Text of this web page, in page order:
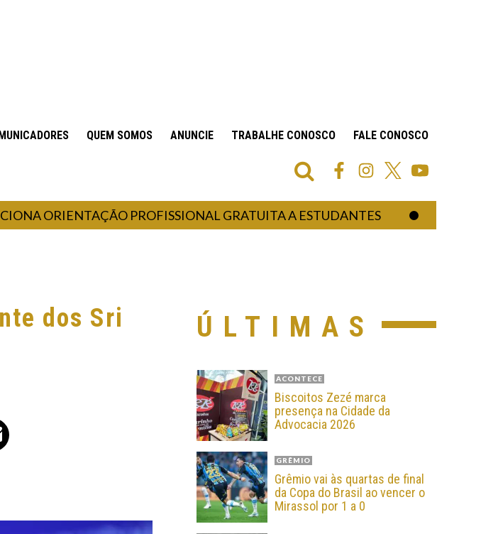
QUEM SOMOS ANUNCIE TRABALHE CONOSCO FALE CONOSCO
ORIENTAÇÃO PROFISSIONAL GRATUITA A ESTUDANTES PROMOTOR
dos Sri
ÚLTIMAS
ACONTECE
Biscoitos Zezé marca
presença na Cidade da
Advocacia 2026
GRÊMIO
Grêmio vai às quartas de final
da Copa do Brasil ao vencer o
Mirassol por 1 a 0